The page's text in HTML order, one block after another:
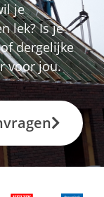
je
lek? Is je
dergelijke
voor jou.